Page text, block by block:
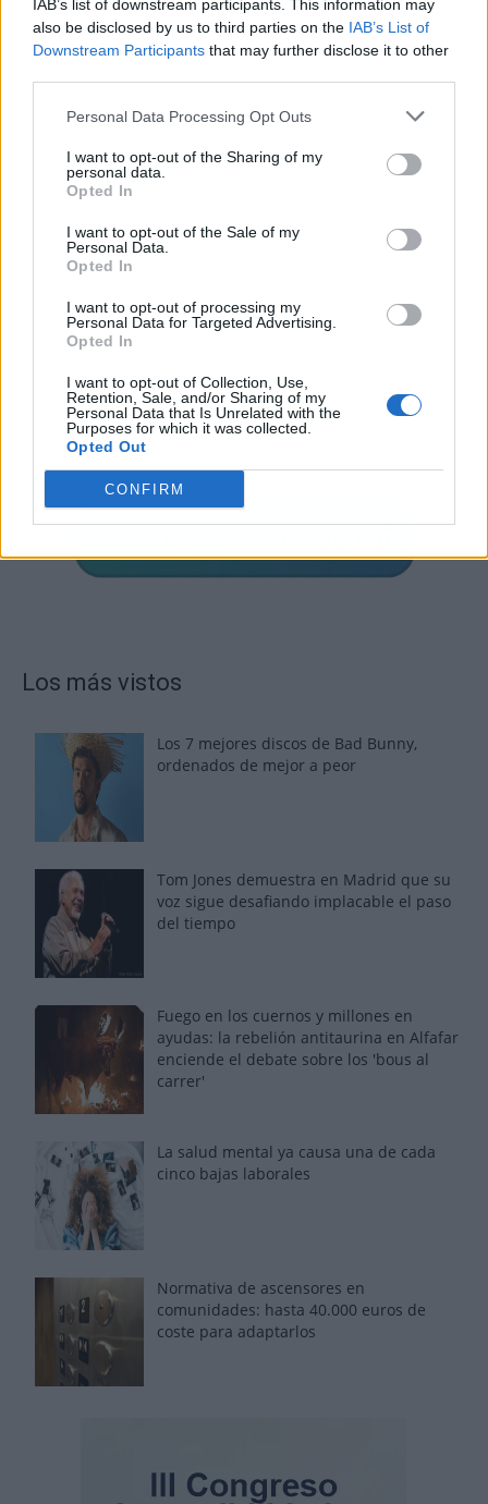
IAB’s list of downstream participants. This information may
also be disclosed by us to third parties on the IAB’s List of
Downstream Participants that may further disclose it to other
Personal Data Processing Opt Outs
I want to opt-out of the Sharing of my
personal data.
Opted In
I want to opt-out of the Sale of my
Personal Data.
Opted In
I want to opt-out of processing my
Personal Data for Targeted Advertising.
Opted In
I want to opt-out of Collection, Use,
Retention, Sale, and/or Sharing of my
Personal Data that Is Unrelated with the
Purposes for which it was collected.
Opted Out
CONFIRM
Publicidad
Los más vistos
Los 7 mejores discos de Bad Bunny,
ordenados de mejor a peor
Tom Jones demuestra en Madrid que su
voz sigue desafiando implacable el paso
del tiempo
Fuego en los cuernos y millones en
ayudas: la rebelión antitaurina en Alfafar
enciende el debate sobre los 'bous al
carrer'
La salud mental ya causa una de cada
cinco bajas laborales
Normativa de ascensores en
comunidades: hasta 40.000 euros de
coste para adaptarlos